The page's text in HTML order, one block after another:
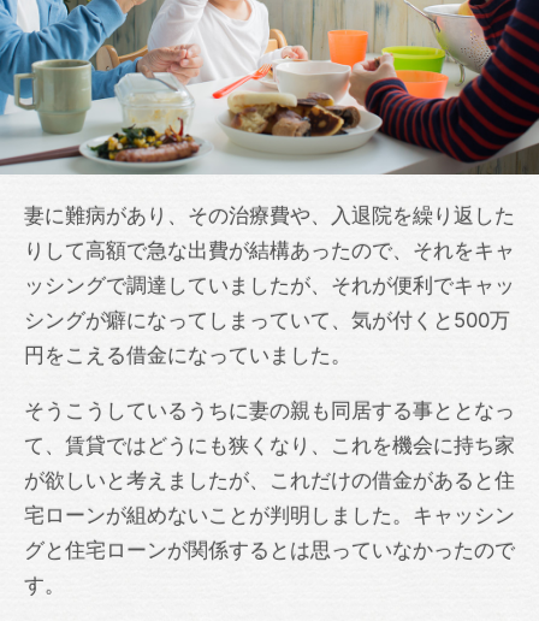
妻に難病があり、その治療費や、入退院を繰り返した
りして高額で急な出費が結構あったので、それをキャ
ッシングで調達していましたが、それが便利でキャッ
シングが癖になってしまっていて、気が付くと500万
円をこえる借金になっていました。
そうこうしているうちに妻の親も同居する事ととなっ
て、賃貸ではどうにも狭くなり、これを機会に持ち家
が欲しいと考えましたが、これだけの借金があると住
宅ローンが組めないことが判明しました。キャッシン
グと住宅ローンが関係するとは思っていなかったので
す。